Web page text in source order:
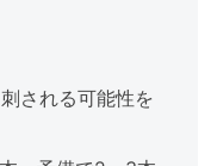
される可能性を